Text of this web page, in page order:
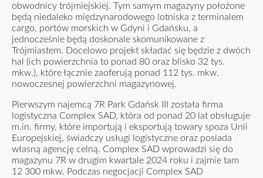
obwodnicy trójmiejskiej. Tym samym magazyny położone
będą niedaleko międzynarodowego lotniska z terminalem
cargo, portów morskich w Gdyni i Gdańsku, a
jednocześnie będą doskonale skomunikowane z
Trójmiastem. Docelowo projekt składać się będzie z dwóch
hal (ich powierzchnia to ponad 80 oraz blisko 32 tys.
mkw.), które łącznie zaoferują ponad 112 tys. mkw.
nowoczesnej powierzchni magazynowej.
Pierwszym najemcą 7R Park Gdańsk III została firma
logistyczna Complex SAD, która od ponad 20 lat obsługuje
m.in. firmy, które importują i eksportują towary spoza Unii
Europejskiej, świadczy usługi logistyczne oraz posiada
własną agencję celną. Complex SAD wprowadzi się do
magazynu 7R w drugim kwartale 2024 roku i zajmie tam
12 300 mkw. Podczas negocjacji Complex SAD